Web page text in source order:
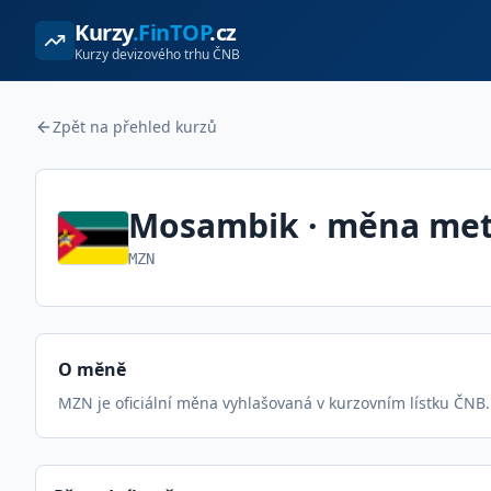
Kurzy.FinTOP.cz
Kurzy devizového trhu ČNB
Zpět na přehled kurzů
Mosambik · měna
MZN
O měně
MZN je oficiální měna vyhlašovaná v kurzovním lístku ČNB.